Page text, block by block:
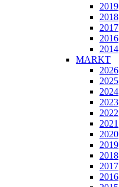
2019
2018
2017
2016
2014
MARKT
2026
2025
2024
2023
2022
2021
2020
2019
2018
2017
2016